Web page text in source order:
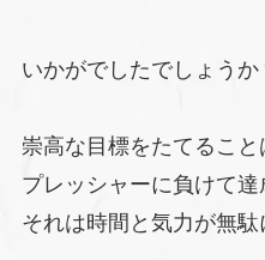
いかがでしたでしょうか
崇高な目標をたてるこ
プレッシャーに負けて達
それは時間と気力が無駄